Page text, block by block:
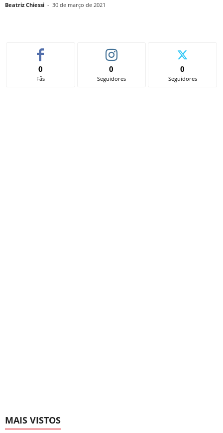
Beatriz Chiessi - 30 de março de 2021
0
Fãs
0
Seguidores
0
Seguidores
MAIS VISTOS